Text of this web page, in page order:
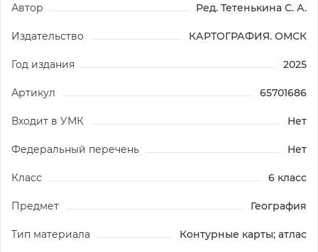
Автор Ред. Тетенькина С. А.
Издательство КАРТОГРАФИЯ. ОМСК
Год издания 2025
Артикул 65701686
Входит в УМК Нет
Федеральный перечень Нет
Класс 6 класс
Предмет География
Тип материала Контурные карты; атлас